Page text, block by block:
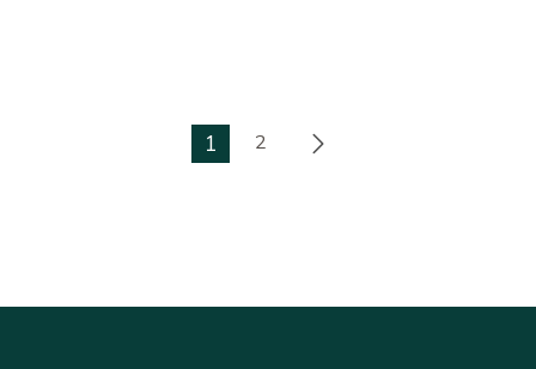
1 2